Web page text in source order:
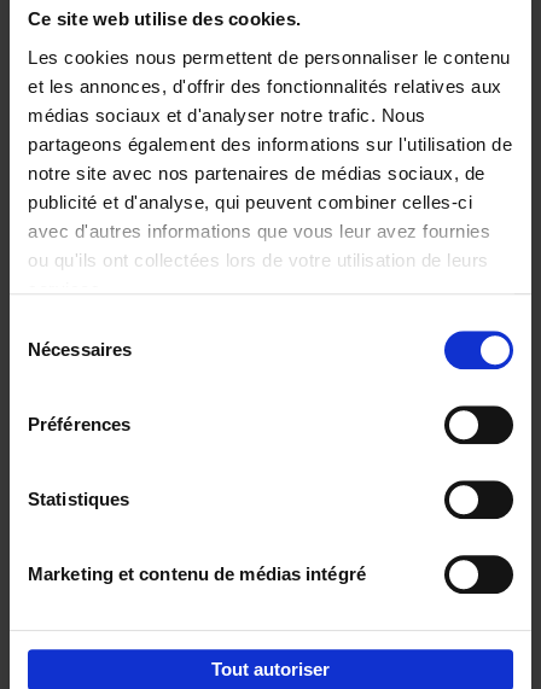
Ce site web utilise des cookies.
Les cookies nous permettent de personnaliser le contenu
et les annonces, d'offrir des fonctionnalités relatives aux
médias sociaux et d'analyser notre trafic. Nous
partageons également des informations sur l'utilisation de
notre site avec nos partenaires de médias sociaux, de
publicité et d'analyse, qui peuvent combiner celles-ci
avec d'autres informations que vous leur avez fournies
ou qu'ils ont collectées lors de votre utilisation de leurs
Nécessaires
Préférences
Statistiques
Marketing et contenu de médias intégré
Tout autoriser
Building Bonds = Building
Business
Jochen Roef Jozefien De Feyter
Carolien Boom
Couverture souple
2025 200
€29,99
Digital marketing like a PRO -
completely revised edition (EN)